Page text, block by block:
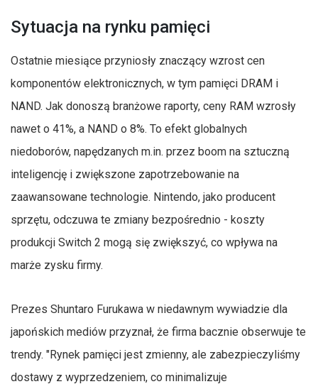
Sytuacja na rynku pamięci
Ostatnie miesiące przyniosły znaczący wzrost cen
komponentów elektronicznych, w tym pamięci DRAM i
NAND. Jak donoszą branżowe raporty, ceny RAM wzrosły
nawet o 41%, a NAND o 8%. To efekt globalnych
niedoborów, napędzanych m.in. przez boom na sztuczną
inteligencję i zwiększone zapotrzebowanie na
zaawansowane technologie. Nintendo, jako producent
sprzętu, odczuwa te zmiany bezpośrednio - koszty
produkcji Switch 2 mogą się zwiększyć, co wpływa na
marże zysku firmy.
Prezes Shuntaro Furukawa w niedawnym wywiadzie dla
japońskich mediów przyznał, że firma bacznie obserwuje te
trendy. "Rynek pamięci jest zmienny, ale zabezpieczyliśmy
dostawy z wyprzedzeniem, co minimalizuje